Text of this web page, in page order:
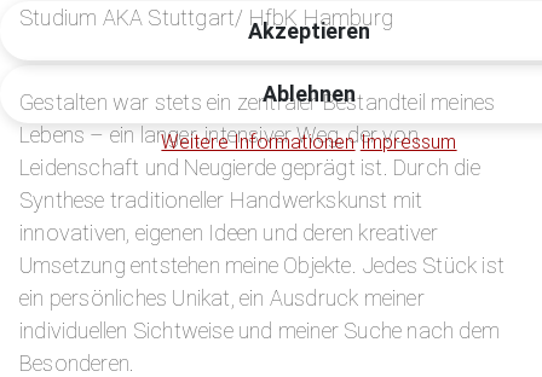
Studium AKA Stuttgart/ HfbK Hamburg
Gestalten war stets ein zentraler Bestandteil meines
Lebens – ein langer, intensiver Weg, der von
Leidenschaft und Neugierde geprägt ist. Durch die
Synthese traditioneller Handwerkskunst mit
innovativen, eigenen Ideen und deren kreativer
Umsetzung entstehen meine Objekte. Jedes Stück ist
ein persönliches Unikat, ein Ausdruck meiner
individuellen Sichtweise und meiner Suche nach dem
Besonderen.
Akzeptieren
Ablehnen
Weitere Informationen Impressum